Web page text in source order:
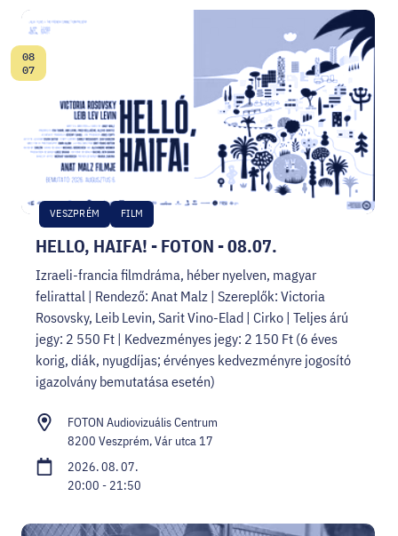
HELLO, HAIFA! - FOTON - 08.07.
VESZPRÉM FILM
Dátum:
08
07
Izraeli-francia filmdráma, héber nyelven, magyar
felirattal | Rendező: Anat Malz | Szereplők: Victoria
Rosovsky, Leib Levin, Sarit Vino-Elad | Cirko | Teljes árú
jegy: 2 550 Ft | Kedvezményes jegy: 2 150 Ft (6 éves
korig, diák, nyugdíjas; érvényes kedvezményre jogosító
igazolvány bemutatása esetén)
FOTON Audiovizuális Centrum
8200 Veszprém, Vár utca 17
2026. 08. 07.
20:00 - 21:50